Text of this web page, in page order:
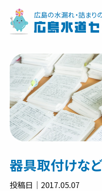
広島の水漏れ・詰まり
広島水道セン
器具取付けな
投稿日｜2017.05.07